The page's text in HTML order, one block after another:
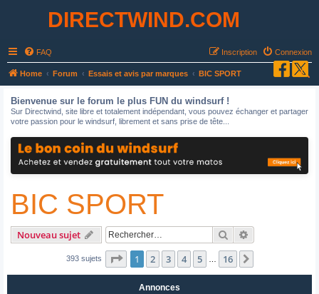
DIRECTWIND.COM
FAQ Connexion
Inscription
Home Forum Essais et avis par marques BIC SPORT
Bienvenue sur le forum le plus FUN du windsurf !
Sur Directwind, site libre et totalement indépendant, vous pouvez échanger et partager
votre passion pour le windsurf, librement et sans prise de tête...
BIC SPORT
Nouveau sujet Rechercher
393 sujets Page 1sur16
1 2 3 4 5 16
Annonces